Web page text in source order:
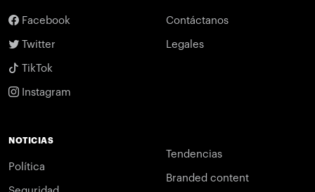
Facebook
Twitter
TikTok
Instagram
Contáctanos
Legales
NOTICIAS
Política
Tendencias
Branded content